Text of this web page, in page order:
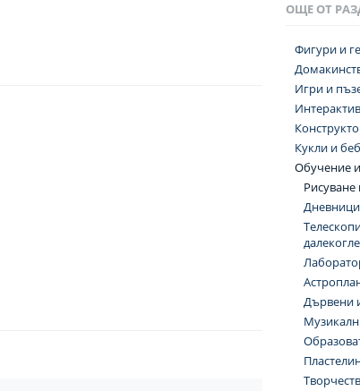
ОЩЕ ОТ
Фигури и
Игри и
Кукли и
Обучение
Рисуване
Дървени